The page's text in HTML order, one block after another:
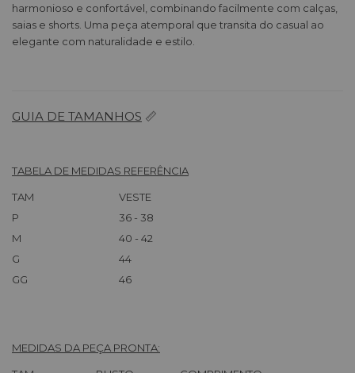
harmonioso e confortável, combinando facilmente com calças,
saias e shorts. Uma peça atemporal que transita do casual ao
elegante com naturalidade e estilo.
GUIA DE TAMANHOS 📏
TABELA DE MEDIDAS REFERÊNCIA
TAM
VESTE
P
36 - 38
M
40 - 42
G
44
GG
46
MEDIDAS DA PEÇA PRONTA: